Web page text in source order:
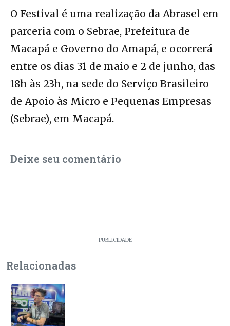
O Festival é uma realização da Abrasel em
parceria com o Sebrae, Prefeitura de
Macapá e Governo do Amapá, e ocorrerá
entre os dias 31 de maio e 2 de junho, das
18h às 23h, na sede do Serviço Brasileiro
de Apoio às Micro e Pequenas Empresas
(Sebrae), em Macapá.
Deixe seu comentário
PUBLICIDADE
Relacionadas